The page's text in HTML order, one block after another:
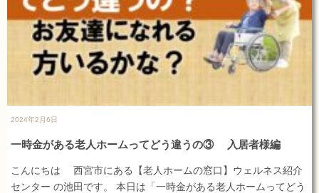
2024年2月6日
一時金がある老人ホームってどう違うの③ 入居者様編
こんにちは 西宮市にある【老人ホームの窓口】ウェルネス紹介
センター の池田です。 本日は「一時金がある老人ホームってどう